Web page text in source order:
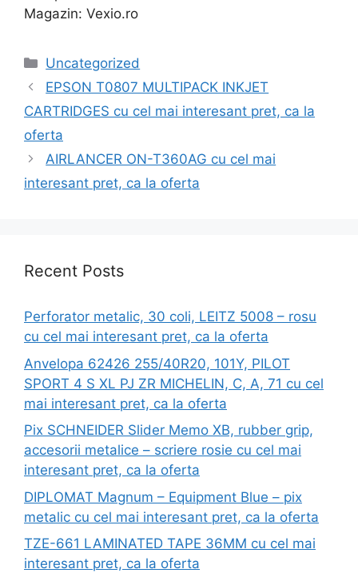
Magazin: Vexio.ro
Categories
Uncategorized
EPSON T0807 MULTIPACK INKJET
CARTRIDGES cu cel mai interesant pret, ca la
oferta
AIRLANCER ON-T360AG cu cel mai
interesant pret, ca la oferta
Recent Posts
Perforator metalic, 30 coli, LEITZ 5008 – rosu
cu cel mai interesant pret, ca la oferta
Anvelopa 62426 255/40R20, 101Y, PILOT
SPORT 4 S XL PJ ZR MICHELIN, C, A, 71 cu cel
mai interesant pret, ca la oferta
Pix SCHNEIDER Slider Memo XB, rubber grip,
accesorii metalice – scriere rosie cu cel mai
interesant pret, ca la oferta
DIPLOMAT Magnum – Equipment Blue – pix
metalic cu cel mai interesant pret, ca la oferta
TZE-661 LAMINATED TAPE 36MM cu cel mai
interesant pret, ca la oferta